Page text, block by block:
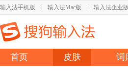
输入法手机版 输入法Mac版 输入法企业版
首页 皮肤 词